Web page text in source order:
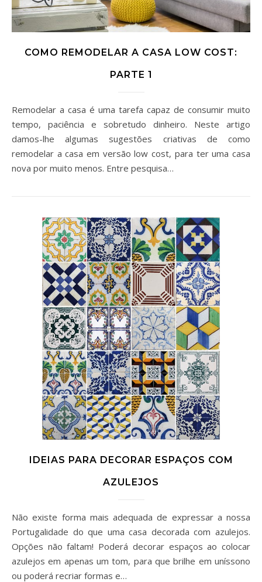
COMO REMODELAR A CASA LOW COST:
PARTE 1
Remodelar a casa é uma tarefa capaz de consumir muito
tempo, paciência e sobretudo dinheiro. Neste artigo
damos-lhe algumas sugestões criativas de como
remodelar a casa em versão low cost, para ter uma casa
nova por muito menos. Entre pesquisa…
IDEIAS PARA DECORAR ESPAÇOS COM
AZULEJOS
Não existe forma mais adequada de expressar a nossa
Portugalidade do que uma casa decorada com azulejos.
Opções não faltam! Poderá decorar espaços ao colocar
azulejos em apenas um tom, para que brilhe em uníssono
ou poderá recriar formas e…